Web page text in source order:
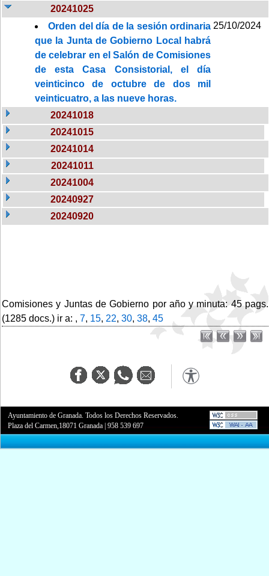
20241025
Orden del día de la sesión ordinaria
que la Junta de Gobierno Local habrá
de celebrar en el Salón de Comisiones
de esta Casa Consistorial, el día
veinticinco de octubre de dos mil
veinticuatro, a las nueve horas.
25/10/2024
20241018
20241015
20241014
20241011
20241004
20240927
20240920
Comisiones y Juntas de Gobierno por año y minuta: 45 pags.
(1285 docs.) ir a: , 7, 15, 22, 30, 38, 45
Ayuntamiento de Granada. Todos los Derechos Reservados.
Plaza del Carmen,18071 Granada |958 539 697